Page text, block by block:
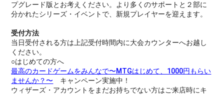
プグレード版とお考えください。より多くのサポートと２部に
分かれたシリーズ・イベントで、新規プレイヤーを迎えます。
受付方法
当日受付される方は上記受付時間内に大会カウンターへお越し
ください。
○はじめての方へ
最高のカードゲームをみんなで〜MTGはじめて、1000円もらい
ませんか？〜 キャンペーン実施中！
ウィザーズ・アカウントをまだお持ちでない方はご来店時にキ